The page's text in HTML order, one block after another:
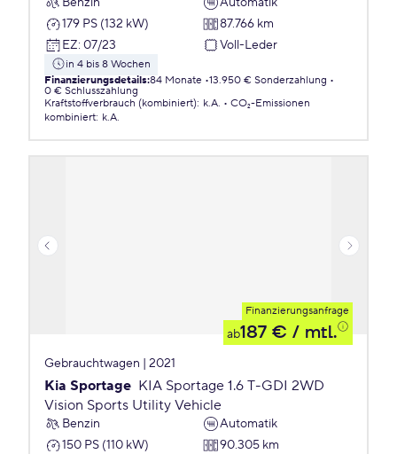
179 PS (132 kW)
87.766 km
EZ: 07/23 Voll-Leder
in 4 bis 8 Wochen
Finanzierungsdetails:84 Monate 13.950 € Sonderzahlung
0 € Schlusszahlung
Kraftstoffverbrauch (kombiniert): k.A.
CO₂-Emissionen
kombiniert: k.A.
Finanzierungsanfrage
ab187 € / mtl.
Gebrauchtwagen | 2021
Kia Sportage KIA Sportage 1.6 T-GDI 2WD
Vision Sports Utility Vehicle
Benzin
Automatik
150 PS (110 kW)
90.305 km